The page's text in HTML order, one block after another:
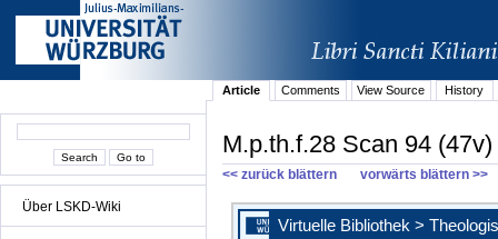
Über LSKD-Wiki
Article Comments View Source History
M.p.th.f.28 Scan 94 (47v)
<< zurück blättern vorwärts blättern >>